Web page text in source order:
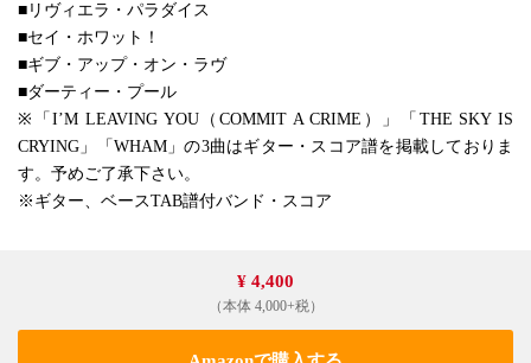
■リヴィエラ・パラダイス
■セイ・ホワット！
■ギブ・アップ・オン・ラヴ
■ダーティー・プール
※「I’M LEAVING YOU（COMMIT A CRIME）」「THE SKY IS
CRYING」「WHAM」の3曲はギター・スコア譜を掲載しておりま
す。予めご了承下さい。
※ギター、ベースTAB譜付バンド・スコア
¥ 4,400
（本体 4,000+税）